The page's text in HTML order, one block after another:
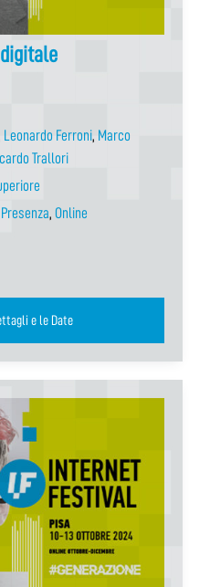
Leonardo Ferroni, Marco
Trallori
, Online
Vedi tutti i Dettagli e le Date